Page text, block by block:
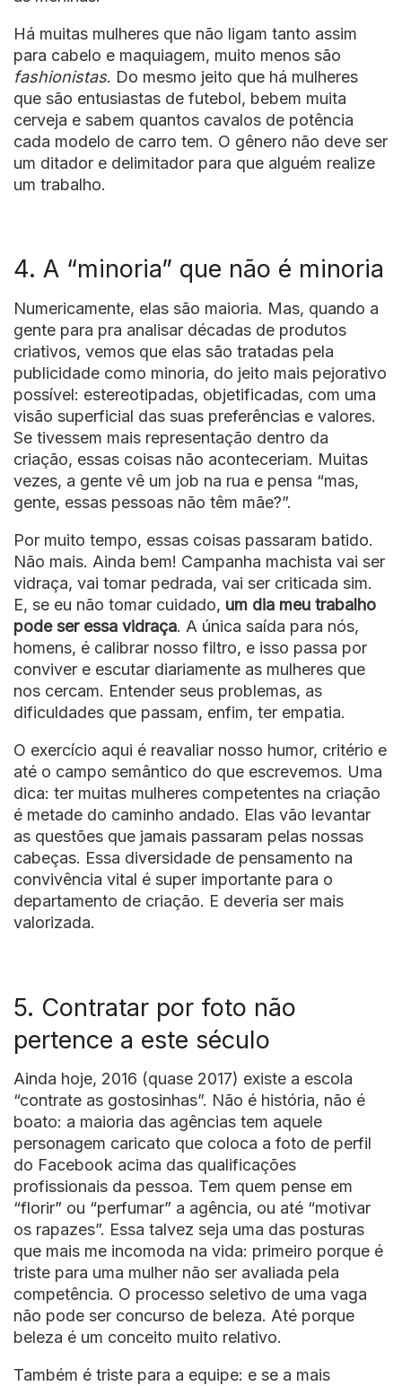
Há muitas mulheres que não ligam tanto assim
para cabelo e maquiagem, muito menos são
fashionistas. Do mesmo jeito que há mulheres
que são entusiastas de futebol, bebem muita
cerveja e sabem quantos cavalos de potência
cada modelo de carro tem. O gênero não deve ser
um ditador e delimitador para que alguém realize
um trabalho.
4. A “minoria” que não é minoria
Numericamente, elas são maioria. Mas, quando a
gente para pra analisar décadas de produtos
criativos, vemos que elas são tratadas pela
publicidade como minoria, do jeito mais pejorativo
possível: estereotipadas, objetificadas, com uma
visão superficial das suas preferências e valores.
Se tivessem mais representação dentro da
criação, essas coisas não aconteceriam. Muitas
vezes, a gente vê um job na rua e pensa “mas,
gente, essas pessoas não têm mãe?”.
Por muito tempo, essas coisas passaram batido.
Não mais. Ainda bem! Campanha machista vai ser
vidraça, vai tomar pedrada, vai ser criticada sim.
E, se eu não tomar cuidado, um dia meu trabalho
pode ser essa vidraça. A única saída para nós,
homens, é calibrar nosso filtro, e isso passa por
conviver e escutar diariamente as mulheres que
nos cercam. Entender seus problemas, as
dificuldades que passam, enfim, ter empatia.
O exercício aqui é reavaliar nosso humor, critério e
até o campo semântico do que escrevemos. Uma
dica: ter muitas mulheres competentes na criação
é metade do caminho andado. Elas vão levantar
as questões que jamais passaram pelas nossas
cabeças. Essa diversidade de pensamento na
convivência vital é super importante para o
departamento de criação. E deveria ser mais
valorizada.
5. Contratar por foto não
pertence a este século
Ainda hoje, 2016 (quase 2017) existe a escola
“contrate as gostosinhas”. Não é história, não é
boato: a maioria das agências tem aquele
personagem caricato que coloca a foto de perfil
do Facebook acima das qualificações
profissionais da pessoa. Tem quem pense em
“florir” ou “perfumar” a agência, ou até “motivar
os rapazes”. Essa talvez seja uma das posturas
que mais me incomoda na vida: primeiro porque é
triste para uma mulher não ser avaliada pela
competência. O processo seletivo de uma vaga
não pode ser concurso de beleza. Até porque
beleza é um conceito muito relativo.
Também é triste para a equipe: e se a mais